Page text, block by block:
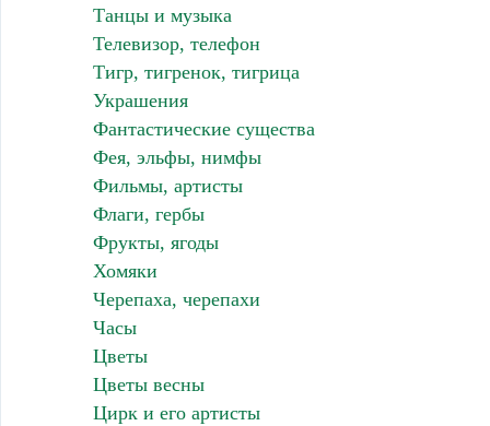
Танцы и музыка
Телевизор, телефон
Тигр, тигренок, тигрица
Украшения
Фантастические существа
Фея, эльфы, нимфы
Фильмы, артисты
Флаги, гербы
Фрукты, ягоды
Хомяки
Черепаха, черепахи
Часы
Цветы
Цветы весны
Цирк и его артисты